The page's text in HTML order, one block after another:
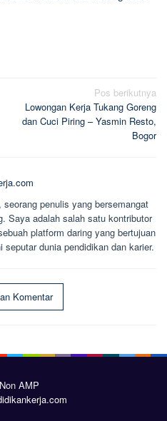
Pos berikutnya
Lowongan Kerja Tukang Goreng
dan Cuci Piring – Yasmin Resto,
Bogor
penulis yang bersemangat
Saya adalah salah satu kontributor
platform daring yang bertujuan
dunia pendidikan dan karier.
Komentar
AMP